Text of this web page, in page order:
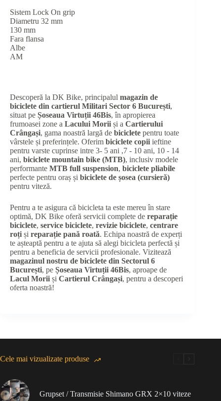
Sistem Lock On grip
Diametru 32 mm
130 mm
Fara flansa
Albe
AM
Descoperă la DK Bike, principalul magazin de
biciclete din cartierul Militari Sector 6 București,
situat pe Șoseaua Virtuții 46Bis, în apropierea
frumoasei zone a Lacului Morii și a Cartierului
Crângași, gama noastră largă de biciclete pentru toate
vârstele și preferințele. Oferim biciclete copii ieftine
pentru varste cuprinse intre 3- 5 ani ,7 - 10 ani, 10 - 14
ani, biciclete mountain bike (MTB), inclusiv modele
performante MTB full suspension, biciclete pliabile
perfecte pentru oraș și biciclete de șosea (cursieră)
pentru viteză.
Pentru a te asigura că bicicleta ta este mereu în stare
optimă, DK Bike oferă servicii complete de reparație
biciclete, service biciclete, revizie biciclete, centrare
roți și reparație pană roată. Echipa noastră de experți
te așteaptă pentru a te ajuta să alegi bicicleta perfectă și
pentru a beneficia de servicii profesionale. Vizitează
magazinul nostru de biciclete din Sectorul 6
București, pe Șoseaua Virtuții 46Bis, aproape de
Lacul Morii și Cartierul Crângași, pentru a descoperi
oferta noastră!
Cele mai vizualizate produse
Grupset / Transmisie Shimano GRX 2×10 viteze